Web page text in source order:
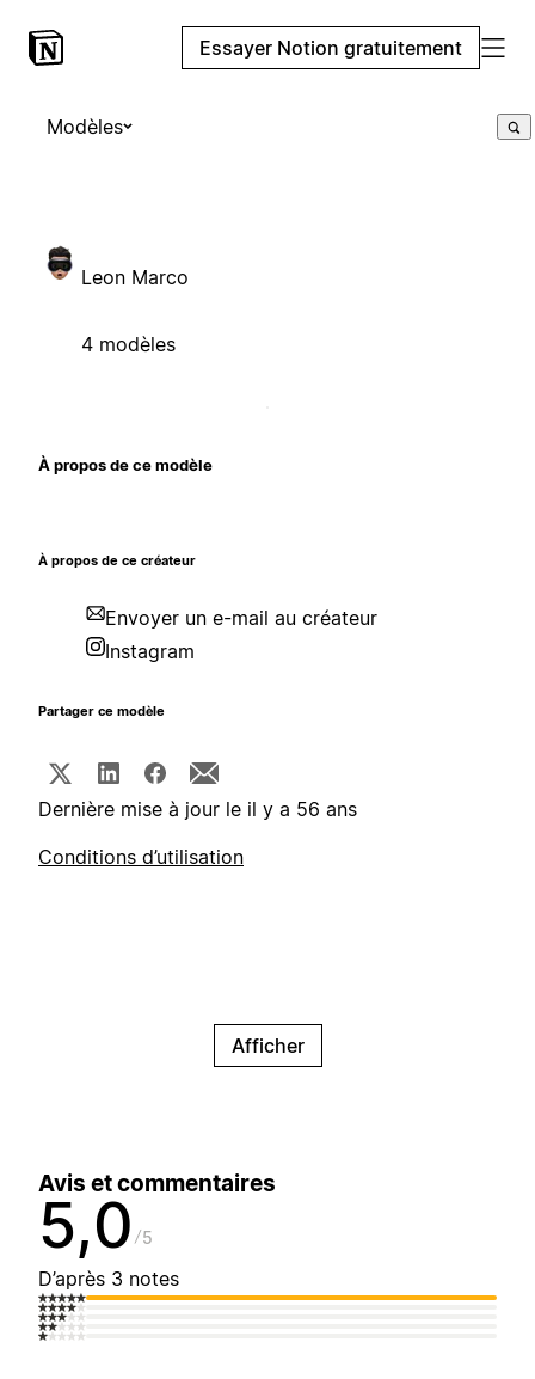
Essayer Notion gratuitement
Modèles
Leon Marco
4 modèles
À propos de ce modèle
À propos de ce créateur
Envoyer un e-mail au créateur
Instagram
Partager ce modèle
Dernière mise à jour le il y a 56 ans
Conditions d’utilisation
Afficher
Avis et commentaires
5,0 5
D’après 3 notes